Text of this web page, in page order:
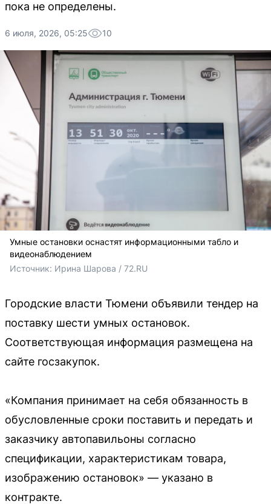
пока не определены.
6 июля, 2026, 05:25 10
Умные остановки оснастят информационными табло и
видеонаблюдением
Источник: Ирина Шарова / 72.RU
Городские власти Тюмени объявили тендер на
поставку шести умных остановок.
Соответствующая информация размещена на
сайте госзакупок.
«Компания принимает на себя обязанность в
обусловленные сроки поставить и передать и
заказчику автопавильоны согласно
спецификации, характеристикам товара,
изображению остановок» — указано в
контракте.